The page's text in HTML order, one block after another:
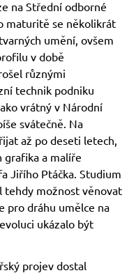
na Střední odborné
maturitě se několikrát
umění, ovšem
v době
různými
technik podniku
vrátný v Národní
svátečně. Na
až po deseti letech,
grafika a malíře
Jiřího Ptáčka. Studium
tehdy možnost věnovat
pro dráhu umělce na
ukázalo být
projev dostal